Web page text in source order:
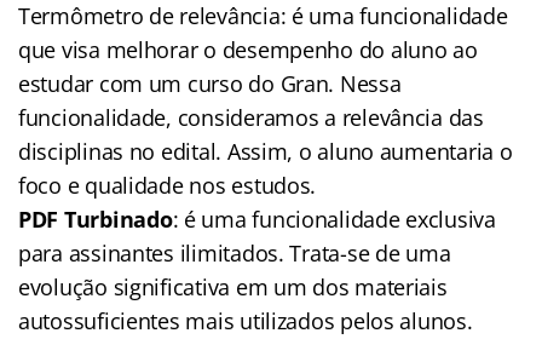
Termômetro de relevância: é uma funcionalidade
que visa melhorar o desempenho do aluno ao
estudar com um curso do Gran. Nessa
funcionalidade, consideramos a relevância das
disciplinas no edital. Assim, o aluno aumentaria o
foco e qualidade nos estudos.
PDF Turbinado: é uma funcionalidade exclusiva
para assinantes ilimitados. Trata-se de uma
evolução significativa em um dos materiais
autossuficientes mais utilizados pelos alunos.